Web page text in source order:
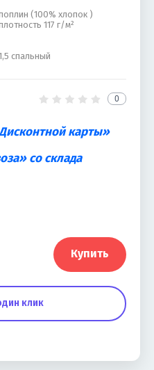
(100% хлопок )
117 г/м²
спальный
0
карты»
со склада
Купить
клик